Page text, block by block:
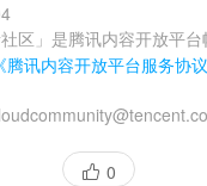
区」是腾讯内容开放平
《腾讯内容开放平台服务协议
0